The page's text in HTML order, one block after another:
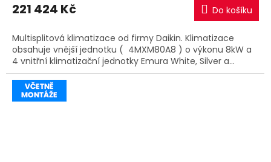
A
221 424 Kč Do košíku
Multisplitová klimatizace od firmy Daikin. Klimatizace
obsahuje vnější jednotku ( 4MXM80A8 ) o výkonu 8kW a
4 vnitřní klimatizační jednotky Emura White, Silver a...